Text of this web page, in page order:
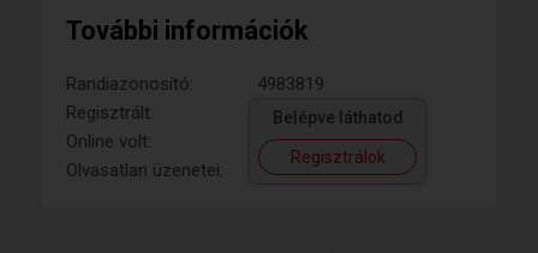
További információk
Randiazonosító:
4983819
Regisztrált:
Online volt:
Olvasatlan üzenetei:
Belépve láthatod
Regisztrálok